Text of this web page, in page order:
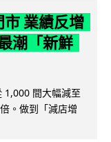
市 業績反增
潮「新鮮
1,000 間大幅減至
。做到「減店增